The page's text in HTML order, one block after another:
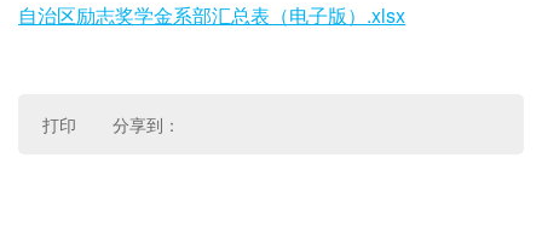
自治区励志奖学金系部汇总表（电子版）.xlsx
打印 分享到：